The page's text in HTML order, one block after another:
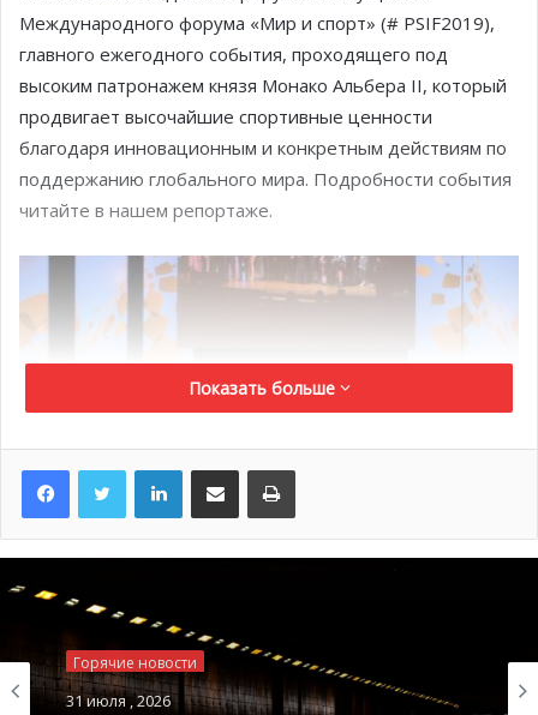
Международного форума «Мир и спорт» (# PSIF2019),
главного ежегодного события, проходящего под
высоким патронажем князя Монако Альбера II, который
продвигает высочайшие спортивные ценности
благодаря инновационным и конкретным действиям по
поддержанию глобального мира. Подробности события
читайте в нашем репортаже.
Рождественский бал 2019: в лучших традициях “Дольче
14 декабря 2019 года был официально открыт
праздничный сезон в княжестве! Уже в 14 раз в Монако
Показать больше
LinkedInПоделиться по электронной почте Распечатать
Горячие новости
31 июля , 2026